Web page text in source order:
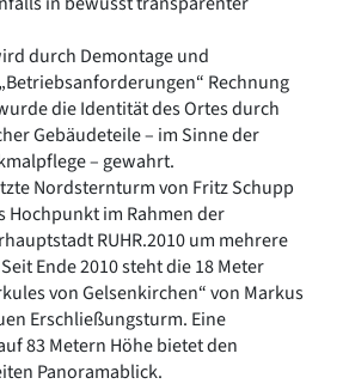
durch Demontage und
Rechnung
die Identität des Ortes durch
Gebäudeteile – im Sinne der
– gewahrt.
Nordsternturm von Fritz Schupp
Hochpunkt im Rahmen der
RUHR.2010 um mehrere
Ende 2010 steht die 18 Meter
von Gelsenkirchen“ von Markus
Erschließungsturm. Eine
83 Metern Höhe bietet den
Panoramablick.